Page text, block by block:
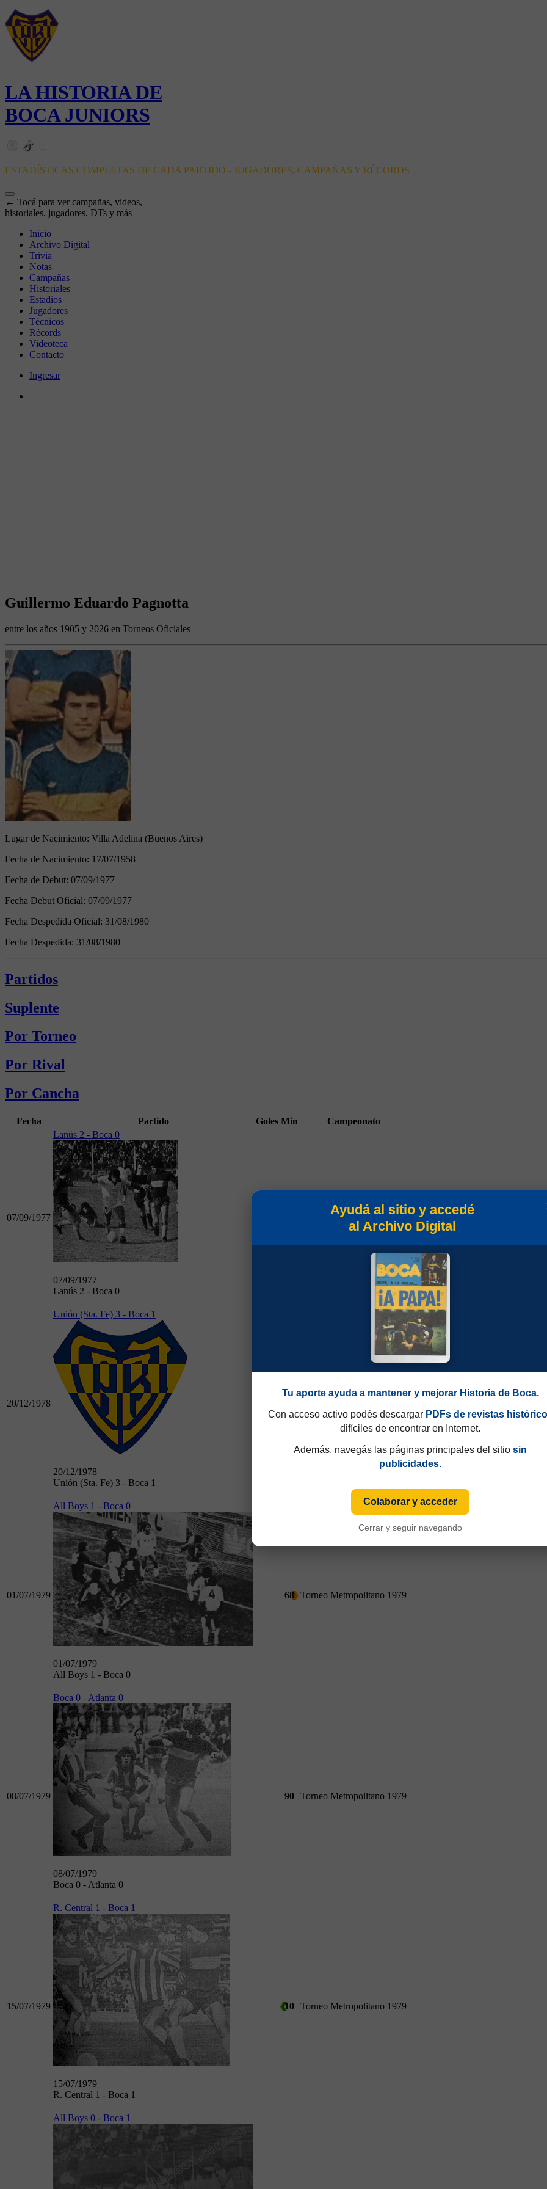
LA HISTORIA DE
BOCA JUNIORS
ESTADÍSTICAS COMPLETAS DE CADA PARTIDO - JUGADORES, CAMPAÑAS Y RÉCORDS
← Tocá para ver campañas, videos,
historiales, jugadores, DTs y más
Inicio
Archivo Digital
Trivia
Notas
Campañas
Historiales
Estadios
Jugadores
Técnicos
Récords
Videoteca
Contacto
Ingresar
Guillermo Eduardo Pagnotta
entre los años 1905 y 2026 en Torneos Oficiales
Lugar de Nacimiento: Villa Adelina (Buenos Aires)
Fecha de Nacimiento: 17/07/1958
Fecha de Debut: 07/09/1977
Fecha Debut Oficial: 07/09/1977
Fecha Despedida Oficial: 31/08/1980
Fecha Despedida: 31/08/1980
Partidos
Suplente
Por Torneo
Por Rival
Por Cancha
Fecha Partido Goles Min Campeonato
07/09/1977
Lanús 2 - Boca 0
07/09/1977
Lanús 2 - Boca 0
Torneo Metropolitano 1977
20/12/1978
Unión (Sta. Fe) 3 - Boca 1
20/12/1978
Unión (Sta. Fe) 3 - Boca 1
01/07/1979
All Boys 1 - Boca 0
01/07/1979
All Boys 1 - Boca 0
68 Torneo Metropolitano 1979
08/07/1979
Boca 0 - Atlanta 0
08/07/1979
Boca 0 - Atlanta 0
90 Torneo Metropolitano 1979
15/07/1979
R. Central 1 - Boca 1
15/07/1979
R. Central 1 - Boca 1
10 Torneo Metropolitano 1979
All Boys 0 - Boca 1
Ayudá al sitio y accedé
al Archivo Digital
Tu aporte ayuda a mantener y mejorar Historia de Boca.
Con acceso activo podés descargar PDFs de revistas
difíciles de encontrar en Internet.
Además, navegás las páginas principales del sitio sin
publicidades.
Colaborar y acceder
Cerrar y seguir navegando